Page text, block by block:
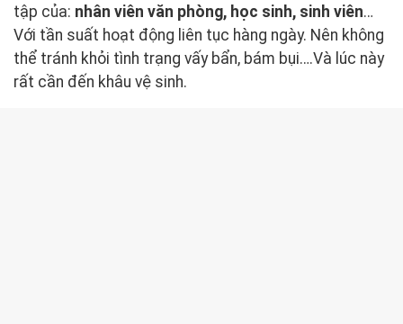
tập của: nhân viên văn phòng, học sinh, sinh viên…
Với tần suất hoạt động liên tục hàng ngày. Nên không
thể tránh khỏi tình trạng vấy bẩn, bám bụi….Và lúc này
rất cần đến khâu vệ sinh.